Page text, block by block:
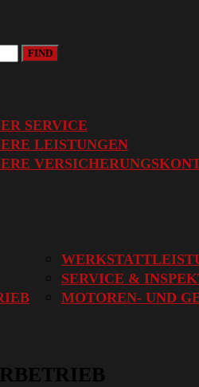
FIND
SERVICE
LEISTUNGEN
SERVICE &
MOTOREN- UND